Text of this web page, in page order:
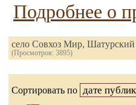
Подробнее о
село Совхоз Мир,
(Просмотров: 3895)
Сортировать по